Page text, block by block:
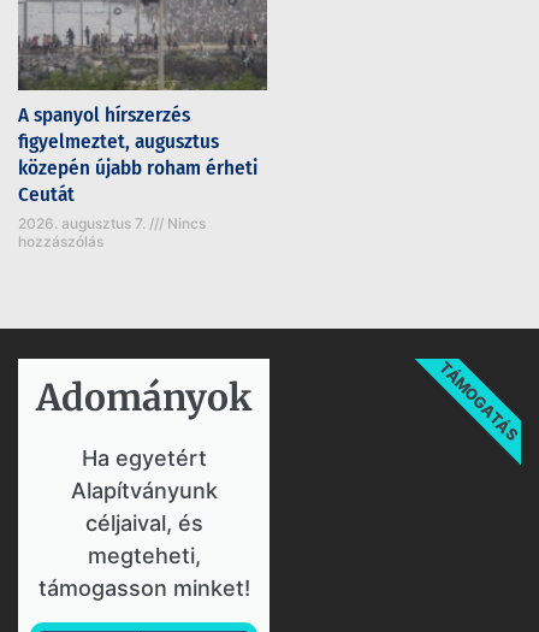
A spanyol hírszerzés
figyelmeztet, augusztus
közepén újabb roham érheti
Ceutát
2026. augusztus 7.
Nincs
hozzászólás
Adományok​
Ha egyetért
Alapítványunk
céljaival, és
megteheti,
támogasson minket!
TÁMOGATÁS